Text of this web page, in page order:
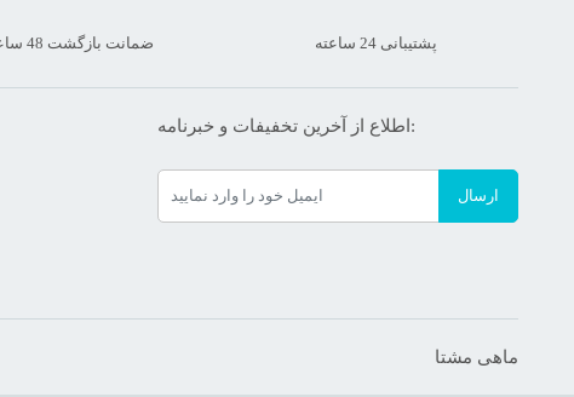
ضمانت بازگشت 48 ساعته پشتیبانی 24 ساعته
اطلاع از آخرین تخفیفات و خبرنامه:
ارسال
ماهی مشتا